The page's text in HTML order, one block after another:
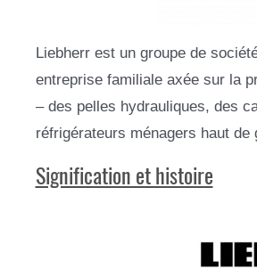
Liebherr est un groupe de
entreprise familiale axée sur la
– des pelles hydrauliques, des
réfrigérateurs ménagers haut de
Signification et histoire